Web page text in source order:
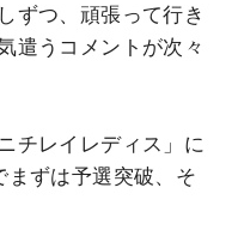
ずつ、頑張って行き
遣うコメントが次々
チレイレディス」に
まずは予選突破、そ